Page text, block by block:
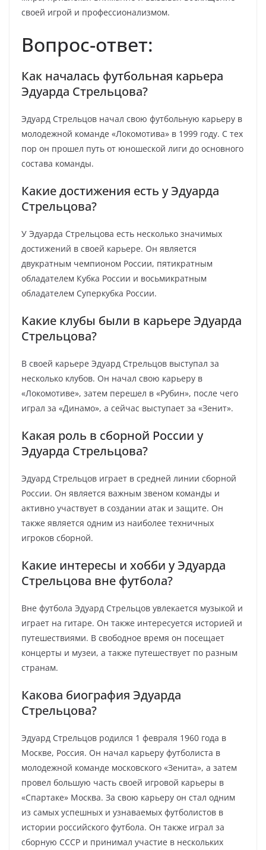
своей игрой и профессионализмом.
Вопрос-ответ:
Как началась футбольная карьера
Эдуарда Стрельцова?
Эдуард Стрельцов начал свою футбольную карьеру в
молодежной команде «Локомотива» в 1999 году. С тех
пор он прошел путь от юношеской лиги до основного
состава команды.
Какие достижения есть у Эдуарда
Стрельцова?
У Эдуарда Стрельцова есть несколько значимых
достижений в своей карьере. Он является
двукратным чемпионом России, пятикратным
обладателем Кубка России и восьмикратным
обладателем Суперкубка России.
Какие клубы были в карьере Эдуарда
Стрельцова?
В своей карьере Эдуард Стрельцов выступал за
несколько клубов. Он начал свою карьеру в
«Локомотиве», затем перешел в «Рубин», после чего
играл за «Динамо», а сейчас выступает за «Зенит».
Какая роль в сборной России у
Эдуарда Стрельцова?
Эдуард Стрельцов играет в средней линии сборной
России. Он является важным звеном команды и
активно участвует в создании атак и защите. Он
также является одним из наиболее техничных
игроков сборной.
Какие интересы и хобби у Эдуарда
Стрельцова вне футбола?
Вне футбола Эдуард Стрельцов увлекается музыкой и
играет на гитаре. Он также интересуется историей и
путешествиями. В свободное время он посещает
концерты и музеи, а также путешествует по разным
странам.
Какова биография Эдуарда
Стрельцова?
Эдуард Стрельцов родился 1 февраля 1960 года в
Москве, Россия. Он начал карьеру футболиста в
молодежной команде московского «Зенита», а затем
провел большую часть своей игровой карьеры в
«Спартаке» Москва. За свою карьеру он стал одним
из самых успешных и узнаваемых футболистов в
истории российского футбола. Он также играл за
сборную СССР и принимал участие в нескольких